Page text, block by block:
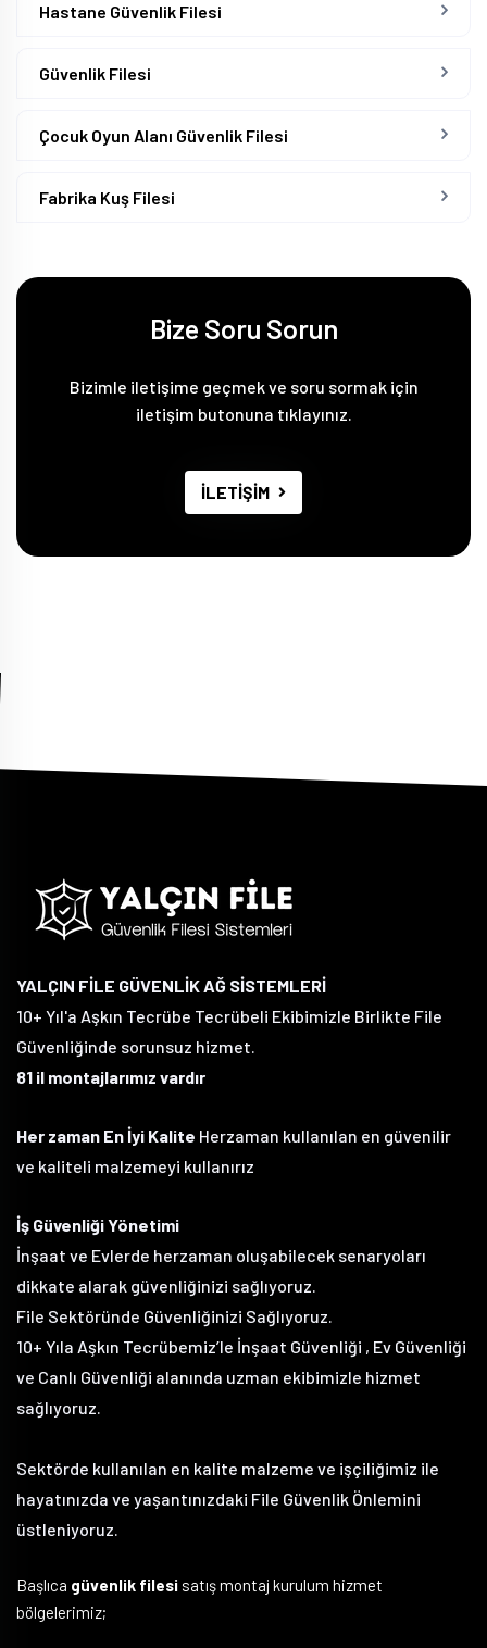
Hastane Güvenlik Filesi
Güvenlik Filesi
Çocuk Oyun Alanı Güvenlik Filesi
Fabrika Kuş Filesi
Bize Soru Sorun
Bizimle iletişime geçmek ve soru sormak için
iletişim butonuna tıklayınız.
İLETİŞİM
YALÇIN FİLE GÜVENLİK AĞ SİSTEMLERİ
10+ Yıl'a Aşkın Tecrübe Tecrübeli Ekibimizle Birlikte File
Güvenliğinde sorunsuz hizmet.
81 il montajlarımız vardır
Her zaman En İyi Kalite Herzaman kullanılan en güvenilir
ve kaliteli malzemeyi kullanırız
İş Güvenliği Yönetimi
İnşaat ve Evlerde herzaman oluşabilecek senaryoları
dikkate alarak güvenliğinizi sağlıyoruz.
File Sektöründe Güvenliğinizi Sağlıyoruz.
10+ Yıla Aşkın Tecrübemiz’le İnşaat Güvenliği , Ev Güvenliği
ve Canlı Güvenliği alanında uzman ekibimizle hizmet
sağlıyoruz.
Sektörde kullanılan en kalite malzeme ve işçiliğimiz ile
hayatınızda ve yaşantınızdaki File Güvenlik Önlemini
üstleniyoruz.
Başlıca güvenlik filesi satış montaj kurulum hizmet
bölgelerimiz;